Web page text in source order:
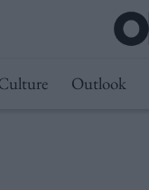
Outlook